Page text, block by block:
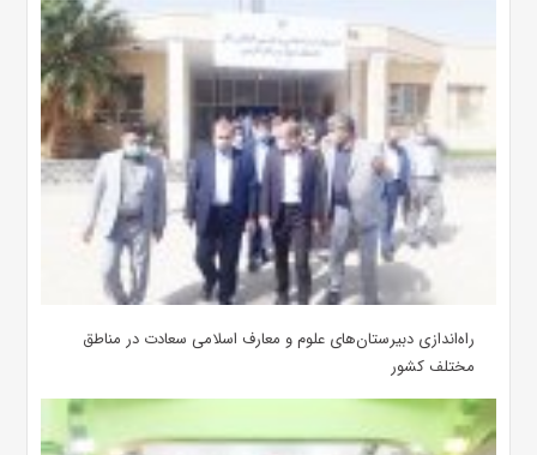
‌راه‌اندازی دبیرستان‌های علوم و معارف اسلامی سعادت در مناطق
مختلف کشور